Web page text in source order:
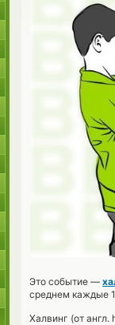
Это событие —
среднем каждые
Халвинг (от